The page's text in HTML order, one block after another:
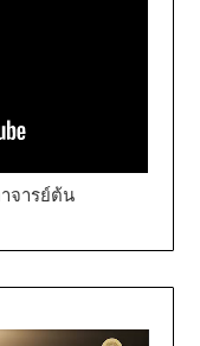
จารย์ต้น